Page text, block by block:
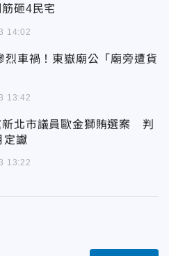
砸4民宅
14:02
烈車禍！東嶽廟公「廟旁遭貨
13:42
新北市議員歐金獅賄選案 判
定讞
13:22